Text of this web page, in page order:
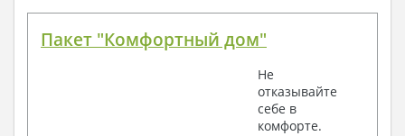
Пакет "Комфортный дом"
Не
отказывайте
себе в
комфорте.